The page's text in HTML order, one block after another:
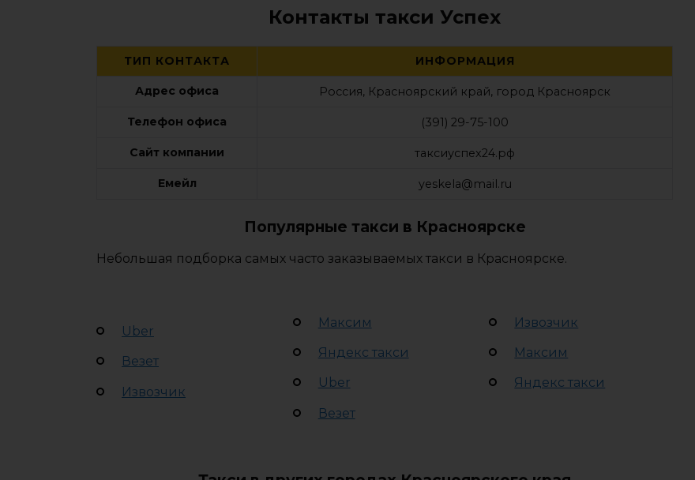
Контакты такси Успех
ТИП КОНТАКТА ИНФОРМАЦИЯ
Адрес офиса Россия, Красноярский край, город Красноярск
Телефон офиса (391) 29-75-100
Сайт компании таксиуспех24.рф
Емейл yeskela@mail.ru
Популярные такси в Красноярске
Небольшая подборка самых часто заказываемых такси в Красноярске.
Uber
Везет
Извозчик
Максим
Яндекс такси
Uber
Везет
Извозчик
Максим
Яндекс такси